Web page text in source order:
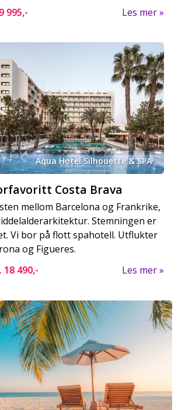
9 995,- Les mer
Aqua Hotel Silhouette & SPA
Costa Brava
mellom Barcelona og Frankrike,
Stemningen er
Vi bor på flott spahotell. Utflukter
og Figueres.
18 490,- Les mer